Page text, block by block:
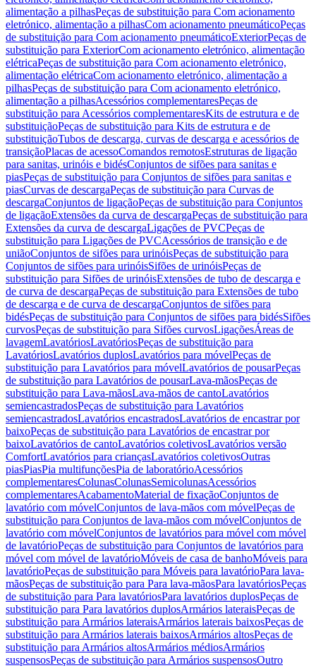
alimentação a pilhasPeças de substituição para Com acionamento
eletrónico, alimentação a pilhasCom acionamento pneumáticoPeças
de substituição para Com acionamento pneumáticoExteriorPeças de
substituição para ExteriorCom acionamento eletrónico, alimentação
elétricaPeças de substituição para Com acionamento eletrónico,
alimentação elétricaCom acionamento eletrónico, alimentação a
pilhasPeças de substituição para Com acionamento eletrónico,
alimentação a pilhasAcessórios complementaresPeças de
substituição para Acessórios complementaresKits de estrutura e de
substituiçãoPeças de substituição para Kits de estrutura e de
substituiçãoTubos de descarga, curvas de descarga e acessórios de
transiçãoPlacas de acessoComandos remotosEstruturas de ligação
para sanitas, urinóis e bidésConjuntos de sifões para sanitas e
piasPeças de substituição para Conjuntos de sifões para sanitas e
piasCurvas de descargaPeças de substituição para Curvas de
descargaConjuntos de ligaçãoPeças de substituição para Conjuntos
de ligaçãoExtensões da curva de descargaPeças de substituição para
Extensões da curva de descargaLigações de PVCPeças de
substituição para Ligações de PVCAcessórios de transição e de
uniãoConjuntos de sifões para urinóisPeças de substituição para
Conjuntos de sifões para urinóisSifões de urinóisPeças de
substituição para Sifões de urinóisExtensões de tubo de descarga e
de curva de descargaPeças de substituição para Extensões de tubo
de descarga e de curva de descargaConjuntos de sifões para
bidésPeças de substituição para Conjuntos de sifões para bidésSifões
curvosPeças de substituição para Sifões curvosLigaçõesÁreas de
lavagemLavatóriosLavatóriosPeças de substituição para
LavatóriosLavatórios duplosLavatórios para móvelPeças de
substituição para Lavatórios para móvelLavatórios de pousarPeças
de substituição para Lavatórios de pousarLava-mãosPeças de
substituição para Lava-mãosLava-mãos de cantoLavatórios
semiencastradosPeças de substituição para Lavatórios
semiencastradosLavatórios encastradosLavatórios de encastrar por
baixoPeças de substituição para Lavatórios de encastrar por
baixoLavatórios de cantoLavatórios coletivosLavatórios versão
ComfortLavatórios para criançasLavatórios coletivosOutras
piasPiasPia multifunçõesPia de laboratórioAcessórios
complementaresColunasColunasSemicolunasAcessórios
complementaresAcabamentoMaterial de fixaçãoConjuntos de
lavatório com móvelConjuntos de lava-mãos com móvelPeças de
substituição para Conjuntos de lava-mãos com móvelConjuntos de
lavatório com móvelConjuntos de lavatórios para móvel com móvel
de lavatórioPeças de substituição para Conjuntos de lavatórios para
móvel com móvel de lavatórioMóveis de casa de banhoMóveis para
lavatórioPeças de substituição para Móveis para lavatórioPara lava-
mãosPeças de substituição para Para lava-mãosPara lavatóriosPeças
de substituição para Para lavatóriosPara lavatórios duplosPeças de
substituição para Para lavatórios duplosArmários lateraisPeças de
substituição para Armários lateraisArmários laterais baixosPeças de
substituição para Armários laterais baixosArmários altosPeças de
substituição para Armários altosArmários médiosArmários
suspensosPeças de substituição para Armários suspensosOutro